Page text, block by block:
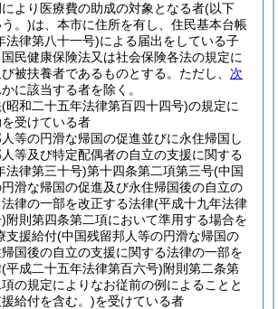
により医療費の助成の対象となる者(以下
う。)は、本市に住所を有し、住民基本台帳
法律第八十一号)による届出をしている子
民健康保険法又は社会保険各法の規定に
被扶養者であるものとする。 ただし、 次
に該当する者を除く。
(昭和二十五年法律第百四十四号)の規定に
受けている者
等の円滑な帰国の促進並びに永住帰国し
等及び特定配偶者の自立の支援に関する
法律第三十号)第十四条第二項第三号(中国
滑な帰国の促進及び永住帰国後の自立の
律の一部を改正する法律(平成十九年法律
附則第四条第二項において準用する場合を
支援給付(中国残留邦人等の円滑な帰国の
国後の自立の支援に関する法律の一部を
(平成二十五年法律第百六号)附則第二条第
の規定によりなお従前の例によることと
給付を含む。)を受けている者